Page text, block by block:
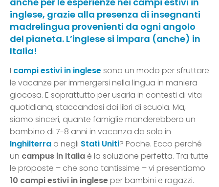
inglese, grazie alla presenza di insegnanti
madrelingua provenienti da ogni angolo
del pianeta. L’inglese si impara (anche) in
Italia!
I campi estivi in inglesesono un modo per sfruttare
le vacanze per immergersi nella lingua in maniera
giocosa. E soprattutto per usarla in contesti di vita
quotidiana, staccandosi dai libri di scuola. Ma,
siamo sinceri, quante famiglie manderebbero un
bambino di 7-8 anni in vacanza da solo in
Inghilterra o negli Stati Uniti? Poche. Ecco perché
un campus in Italia è la soluzione perfetta. Tra tutte
le proposte – che sono tantissime – vi presentiamo
10 campi estivi in ingleseper bambini e ragazzi.